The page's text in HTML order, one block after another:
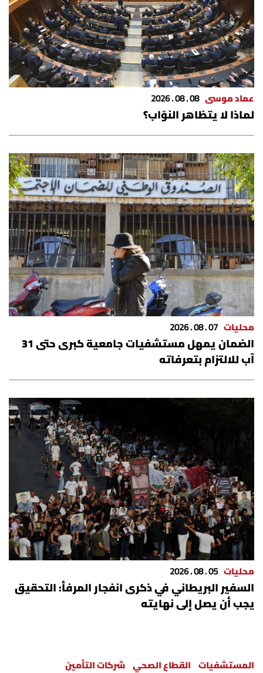
عماد موسى 08 . 08 . 2026
لماذا لا يتظاهر النوّاب؟
محليات 07 . 08 . 2026
الضمان يمهل مستشفيات جامعية كبرى حتى 31
آب للالتزام بتعرفاته
محليات 05 . 08 . 2026
السفير البريطاني في ذكرى انفجار المرفأ: التحقيق
يجب أن يصل إلى نهايته
المستشفيات القطاع الصحي شركات التأمين